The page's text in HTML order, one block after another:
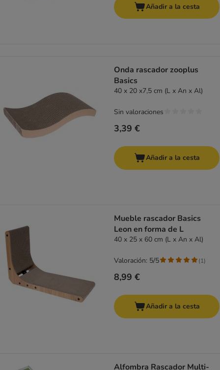
Añadir a la cesta
Onda rascador zooplus
Basics
40 x 20 x7,5 cm (L x An x Al)
3,39 €
Sin valoraciones
Añadir a la cesta
Mueble rascador Basics
Leon en forma de L
40 x 25 x 60 cm (L x An x Al)
8,99 €
Valoración: 5/5 (1)
Añadir a la cesta
Alfombra Rascador Multi-